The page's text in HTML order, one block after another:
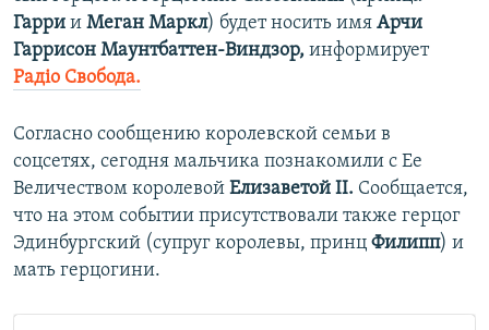
Гарри и Меган Маркл) будет носить имя Арчи
Гаррисон Маунтбаттен-Виндзор, информирует
Радіо Свобода.
Согласно сообщению королевской семьи в
соцсетях, сегодня мальчика познакомили с Ее
Величеством королевой Елизаветой II. Сообщается,
что на этом событии присутствовали также герцог
Эдинбургский (супруг королевы, принц Филипп) и
мать герцогини.